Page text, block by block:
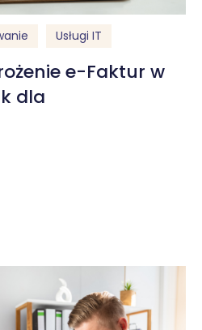
Usługi IT
e-Faktur w
dla